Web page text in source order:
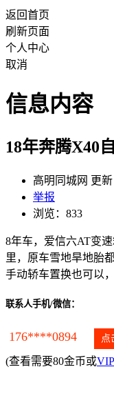
返回首页
刷新页面
个人中心
取消
信息内容
18年奔腾X40
高明同城网 更
举报
浏览：833
8年车，爱信六AT变
里，原车雪地旱地胎
手动轿车置换也可以
联系人手机/微信：
176****0894 点
(查看需要80金币或